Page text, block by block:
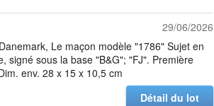
29/06/2026
Le maçon modèle "1786" Sujet en
signé sous la base "B&G"; "FJ". Première
env. 28 x 15 x 10,5 cm
Détail du lot